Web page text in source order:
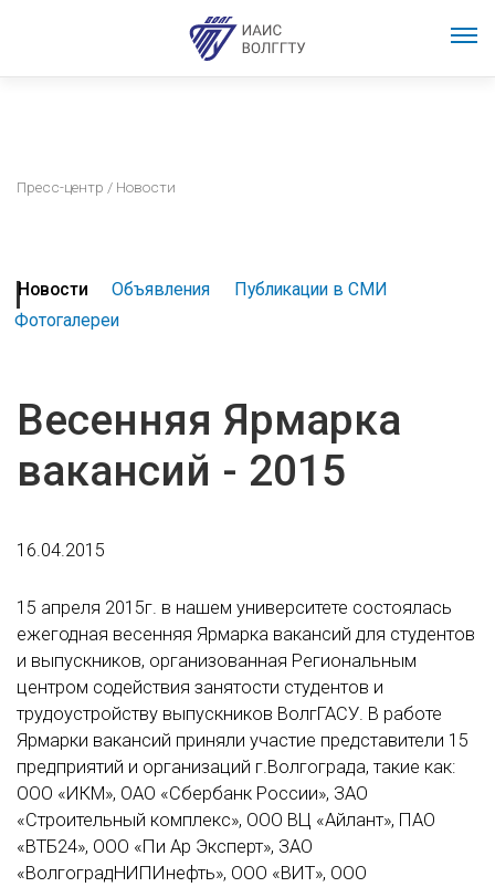
Пресс-центр / Новости
Новости Объявления
Публикации в СМИ
Фотогалереи
Весенняя Ярмарка
вакансий - 2015
16.04.2015
15 апреля 2015г. в нашем университете состоялась
ежегодная весенняя Ярмарка вакансий для студентов
и выпускников, организованная Региональным
центром содействия занятости студентов и
трудоустройству выпускников ВолгГАСУ. В работе
Ярмарки вакансий приняли участие представители 15
предприятий и организаций г.Волгограда, такие как:
ООО «ИКМ», ОАО «Сбербанк России», ЗАО
«Строительный комплекс», ООО ВЦ «Айлант», ПАО
«ВТБ24», ООО «Пи Ар Эксперт», ЗАО
«ВолгоградНИПИнефть», ООО «ВИТ», ООО